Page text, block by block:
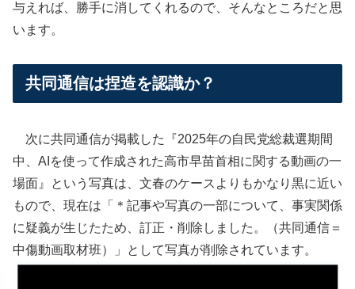
与えれば、勝手に消してくれるので、そんなところだと思
います。
共同通信は捏造を認識か？
次に共同通信が掲載した『2025年の自民党総裁選期間
中、AIを使って作成された高市早苗首相に関する動画の一
場面』という写真は、文春のケースよりもかなり黒に近い
もので、現在は「＊記事や写真の一部について、事実関係
に疑義が生じたため、訂正・削除しました。（共同通信＝
中傷動画取材班）」として写真が削除されています。